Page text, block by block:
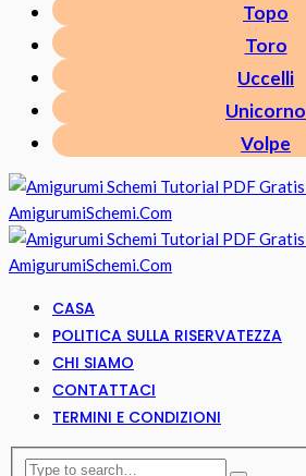
Topo
Toro
Uccelli
Unicorno
Volpe
CASA
POLITICA SULLA RISERVATEZZA
CHI SIAMO
CONTATTACI
TERMINI E CONDIZIONI